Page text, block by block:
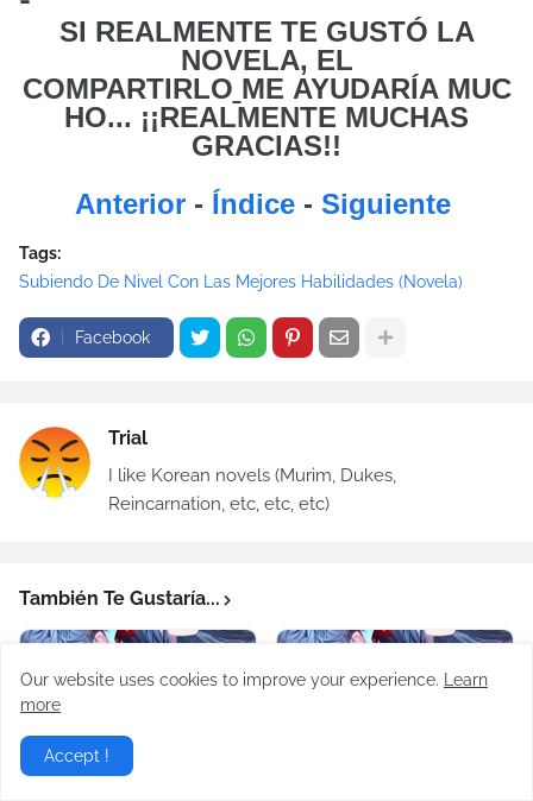
SI REALMENTE TE GUSTÓ LA
NOVELA, EL
COMPARTIRLO ME AYUDARÍA MUC
HO... ¡¡REALMENTE MUCHAS
GRACIAS!!
Anterior - Índice - Siguiente
Tags:
Subiendo De Nivel Con Las Mejores Habilidades (Novela)
Facebook
Trial
I like Korean novels (Murim, Dukes,
Reincarnation, etc, etc, etc)
También Te Gustaría...
Our website uses cookies to improve your experience.
Learn
more
Accept !